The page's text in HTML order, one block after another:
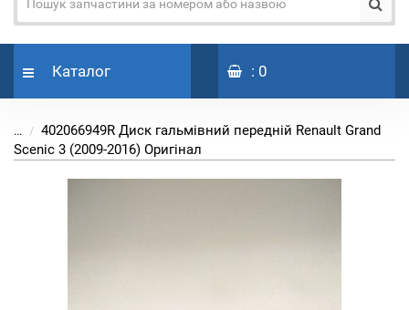
Каталог : 0
...
402066949R Диск гальмівний передній Renault Grand
Scenic 3 (2009-2016) Оригінал